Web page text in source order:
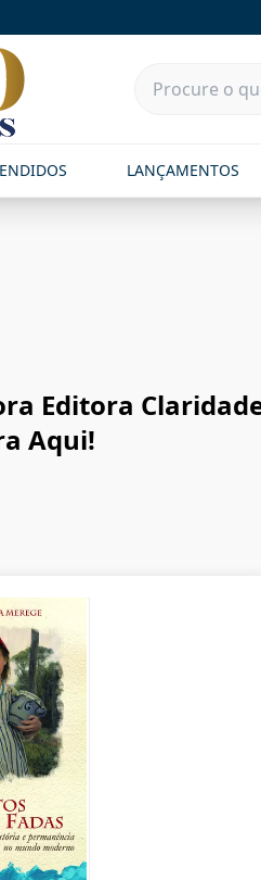
LANÇAMENTOS
Editora
Aqui!